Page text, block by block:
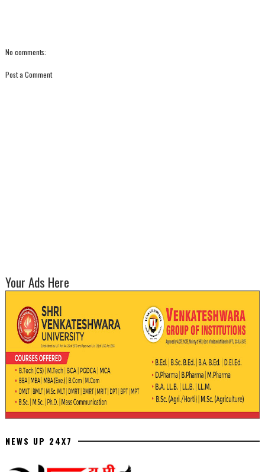
No comments:
Post a Comment
Your Ads Here
NEWS UP 24X7